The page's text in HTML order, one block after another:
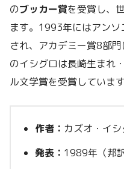
のブッカー賞を受賞し、
ます。1993年にはアン
され、アカデミー賞8部
のイシグロは長崎生まれ
ル文学賞を受賞しています
作者： カズオ・イ
発表： 1989年（邦